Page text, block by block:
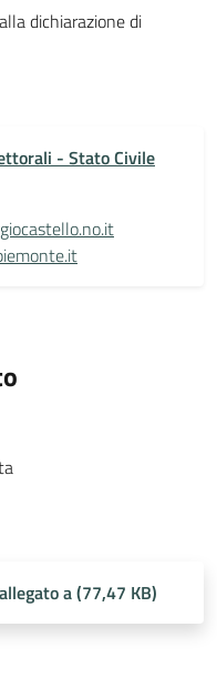
dichiarazione di
- Stato Civile
a (77,47 KB)